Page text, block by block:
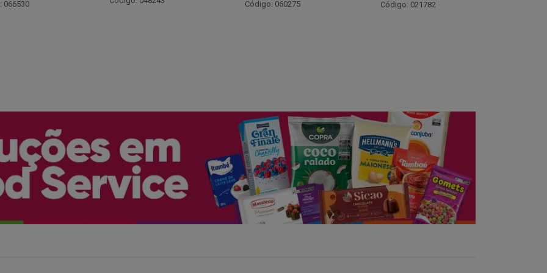
Código: 060275 Código: 021782 Código: 042813